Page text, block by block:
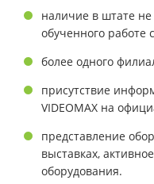
наличие в штате
обученного работе
более одного
присутствие
VIDEOMAX на
представление
выставках,
оборудования.